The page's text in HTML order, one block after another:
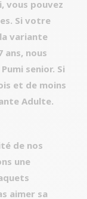
vous pouvez
Si votre
variante
ans, nous
senior. Si
et de moins
Adulte.
de nos
une
aimer sa